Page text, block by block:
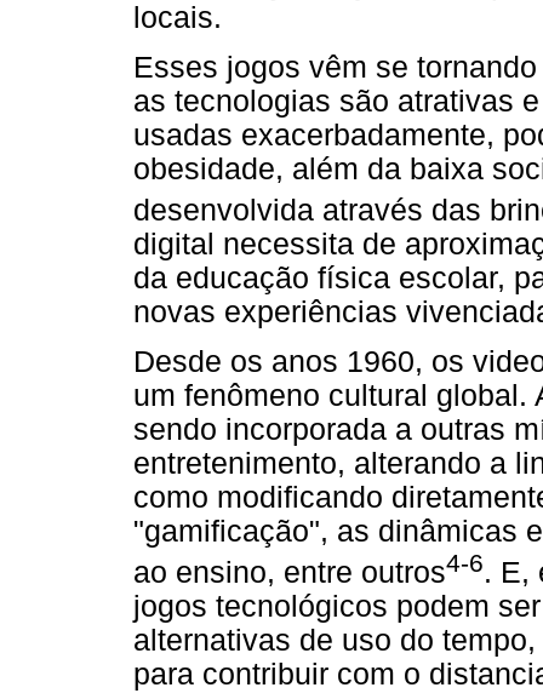
locais.
Esses jogos vêm se
as tecnologias são atrativas
usadas exacerbadamente,
obesidade, além da baixa
desenvolvida através das
digital necessita de
da educação física escolar,
novas experiências
Desde os anos 1960, os
um fenômeno cultural global.
sendo incorporada a outras
entretenimento, alterando a
como modificando
"gamificação", as dinâmicas
ao ensino, entre outros4-6. E,
jogos tecnológicos podem
alternativas de uso do
para contribuir com o